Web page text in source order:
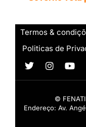
Termos &
Politicas de
©
Endereço: Av.